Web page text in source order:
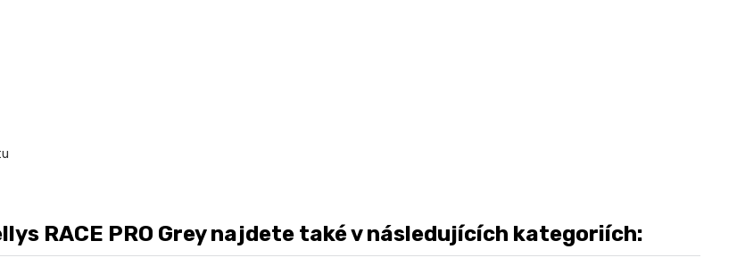
RACE PRO Grey najdete také v následujících kategoriích: